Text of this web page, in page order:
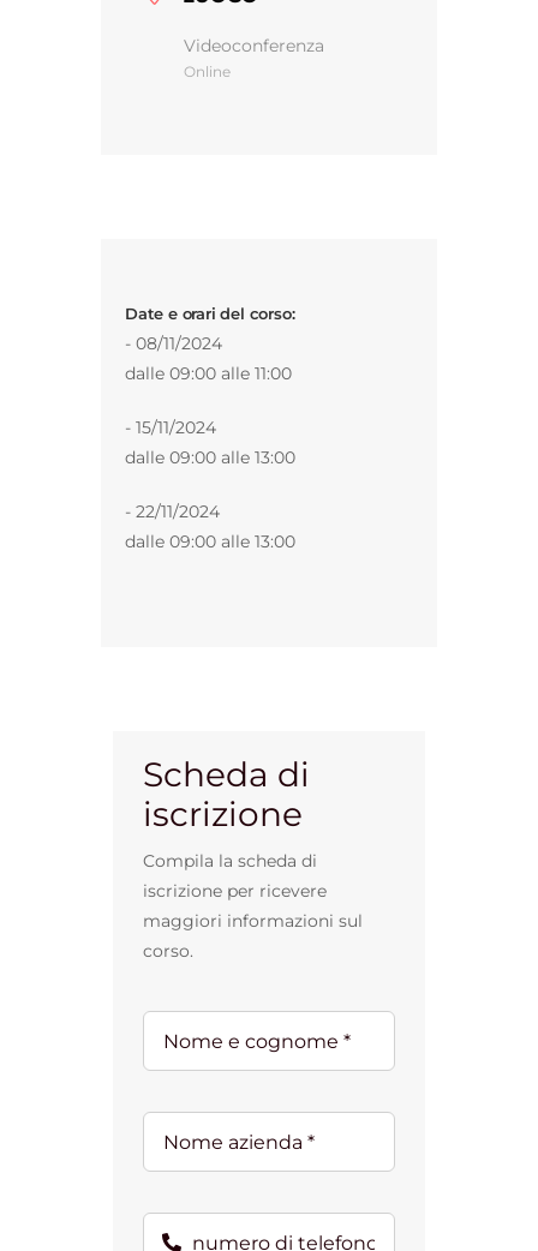
Gestione d’impresa
Videoconferenza
Online
Date e orari del corso:
- 08/11/2024
dalle 09:00 alle 11:00
- 15/11/2024
dalle 09:00 alle 13:00
- 22/11/2024
dalle 09:00 alle 13:00
Scheda di
iscrizione
Compila la scheda di
iscrizione per ricevere
maggiori informazioni sul
corso.